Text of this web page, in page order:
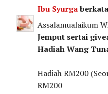
Ibu Syurga
Assalamualaikum
Jemput sertai
Hadiah Wang
Hadiah RM200
RM200